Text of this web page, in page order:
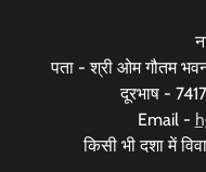
पता - श्री ओम गौतम
दूरभाष -
Email -
किसी भी दशा में